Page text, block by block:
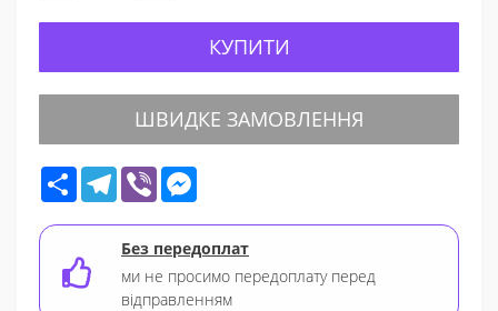
КУПИТИ
ШВИДКЕ ЗАМОВЛЕННЯ
Share Telegram
Viber
Без передоплат
ми не просимо передоплату перед
відправленням